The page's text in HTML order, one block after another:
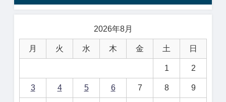
2026年8月
月 火 水 木 金 土 日
1 2
3 4 5 6 7 8 9